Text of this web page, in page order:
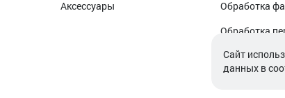
Аксессуары
Обработка
Обработка
Cайт
данных в